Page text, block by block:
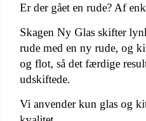
Er der gået en rude? Af
Skagen Ny Glas skifter
rude med en ny rude, og
og flot, så det færdige
udskiftede.
Vi anvender kun glas og